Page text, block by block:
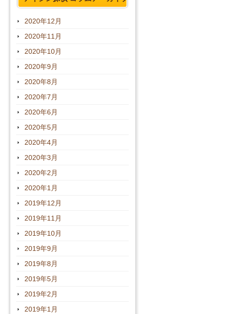
2020年12月
2020年11月
2020年10月
2020年9月
2020年8月
2020年7月
2020年6月
2020年5月
2020年4月
2020年3月
2020年2月
2020年1月
2019年12月
2019年11月
2019年10月
2019年9月
2019年8月
2019年5月
2019年2月
2019年1月